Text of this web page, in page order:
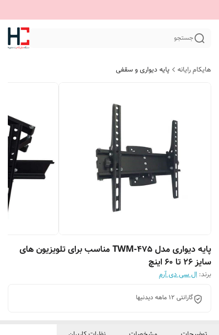
جستجو
هایکام رایانه پایه دیواری و سقفی
پایه دیواری مدل TWM-475 مناسب برای تلویزیون های
سایز 26 تا 60 اینچ
برند: ال سی دی آرم
گارانتی 12 ماهه دیدنیها